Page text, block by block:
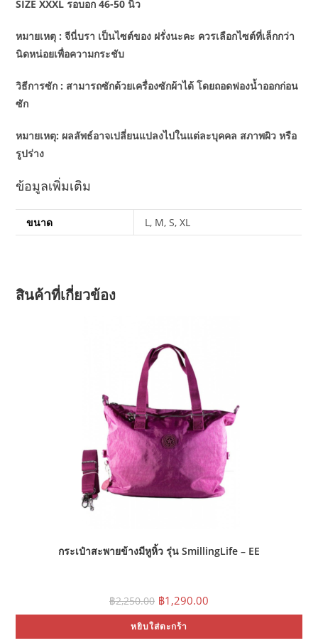
SIZE XXXL รอบอก 46-50 นิ้ว
หมายเหตุ : จีนี่บรา เป็นไซต์ของ ฝรั่งนะคะ ควรเลือกไซต์ที่เล็กกว่า
นิดหน่อยเพื่อความกระชับ
วิธีการซัก : สามารถซักด้วยเครื่องซักผ้าได้ โดยถอดฟองน้ำออกก่อน
ซัก
หมายเหตุ: ผลลัพธ์อาจเปลี่ยนแปลงไปในแต่ละบุคคล สภาพผิว หรือ
รูปร่าง
ข้อมูลเพิ่มเติม
ขนาด L, M, S, XL
สินค้าที่เกี่ยวข้อง
กระเป๋าสะพายข้างมีหูหิ้ว รุ่น SmillingLife – EE
฿2,250.00 Original
price
was:
฿2,250.00.
฿1,290.00
is:
หยิบใส่ตะกร้า